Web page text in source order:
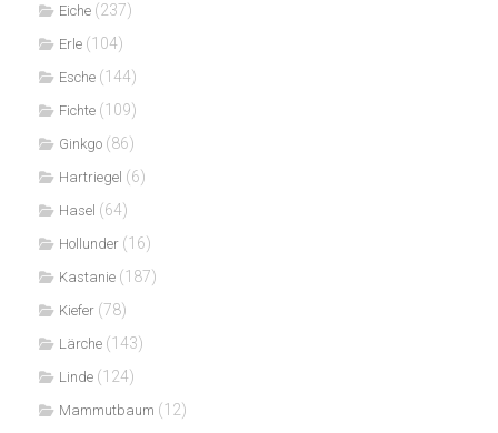
Eiche (237)
Erle (104)
Esche (144)
Fichte (109)
Ginkgo (86)
Hartriegel (6)
Hasel (64)
Hollunder (16)
Kastanie (187)
Kiefer (78)
Lärche (143)
Linde (124)
Mammutbaum (12)